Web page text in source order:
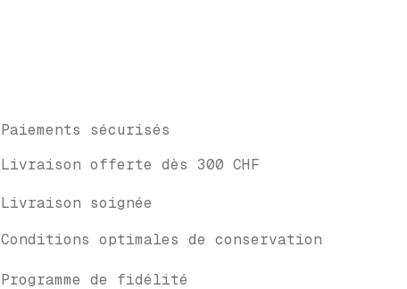
Paiements sécurisés
Livraison offerte dès 300 CHF
Livraison soignée
Conditions optimales de conservation
Programme de fidélité